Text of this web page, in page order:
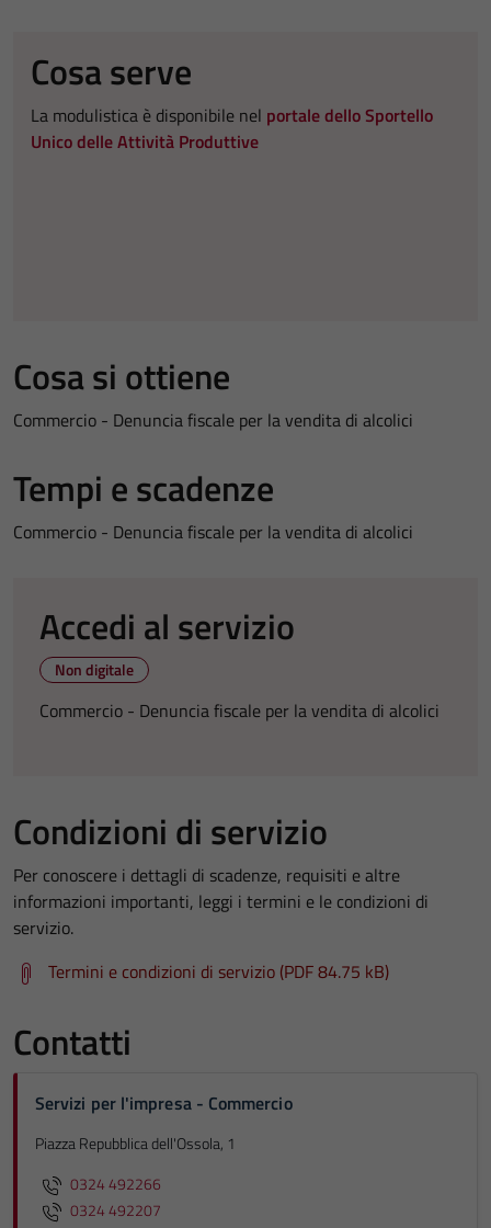
Cosa serve
La modulistica è disponibile nel portale dello Sportello
Unico delle Attività Produttive
Cosa si ottiene
Commercio - Denuncia fiscale per la vendita di alcolici
Tempi e scadenze
Commercio - Denuncia fiscale per la vendita di alcolici
Accedi al servizio
Non digitale
Commercio - Denuncia fiscale per la vendita di alcolici
Condizioni di servizio
Per conoscere i dettagli di scadenze, requisiti e altre
informazioni importanti, leggi i termini e le condizioni di
servizio.
Termini e condizioni di servizio (PDF 84.75 kB)
Contatti
Servizi per l'impresa - Commercio
Piazza Repubblica dell'Ossola, 1
0324 492266
0324 492207